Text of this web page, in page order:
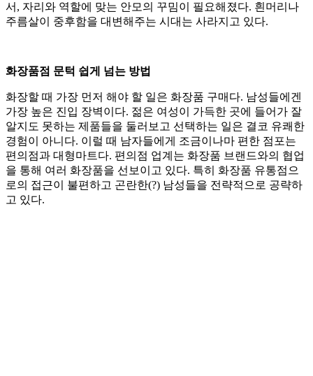
서, 자리와 역할에 맞는 안모의 꾸밈이 필요해졌다. 흰머리나
주름살이 중후함을 대변해주는 시대는 사라지고 있다.
화장품점 문턱 쉽게 넘는 방법
화장할 때 가장 먼저 해야 할 일은 화장품 구매다. 남성들에겐
가장 높은 진입 장벽이다. 젊은 여성이 가득한 곳에 들어가 잘
알지도 못하는 제품들을 둘러보고 선택하는 일은 결코 유쾌한
경험이 아니다. 이럴 때 남자들에게 조금이나마 편한 점포는
편의점과 대형마트다. 편의점 업계는 화장품 브랜드와의 협업
을 통해 여러 화장품을 선보이고 있다. 특히 화장품 유통점으
로의 접근이 불편하고 곤란한(?) 남성들을 전략적으로 공략하
고 있다.